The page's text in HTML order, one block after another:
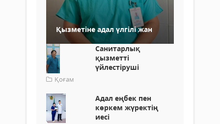
Қызметіне адал үлгілі жан
Санитарлық
қызметті
үйлестіруші
Қоғам
Адал еңбек пен
көркем жүректің
иесі